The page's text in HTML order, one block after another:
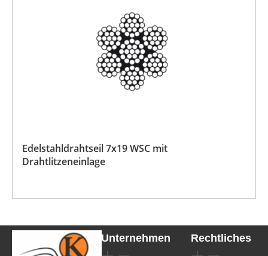
Edelstahldrahtseil 7x19 WSC mit
Drahtlitzeneinlage
Unternehmen Rechtliches